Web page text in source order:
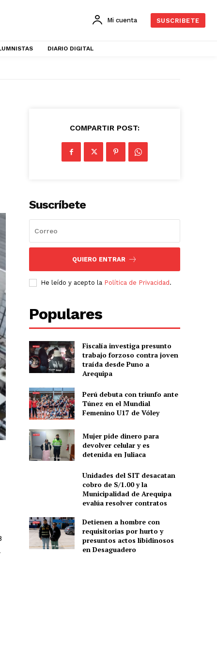
Mi cuenta SUSCRIBETE
DIARIO DIGITAL
COMPARTIR POST:
Suscríbete
QUIERO ENTRAR
He leído y acepto la Política de Privacidad .
Populares
Fiscalía investiga presunto
trabajo forzoso contra joven
traída desde Puno a
Arequipa
Perú debuta con triunfo ante
Túnez en el Mundial
Femenino U17 de Vóley
Mujer pide dinero para
devolver celular y es
detenida en Juliaca
Unidades del SIT desacatan
cobro de S/1.00 y la
Municipalidad de Arequipa
evalúa resolver contratos
Detienen a hombre con
requisitorias por hurto y
presuntos actos libidinosos
en Desaguadero